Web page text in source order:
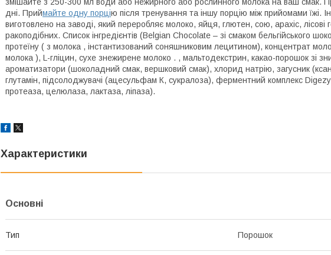
дні. Приймайте одну порцію після тренування та іншу порцію між прийомами їжі.
виготовлено на заводі, який переробляє молоко, яйця, глютен, сою, арахіс, лісові
ракоподібних. Список інгредієнтів (Belgian Chocolate – зі смаком бельгійського
протеїну ( з молока , інстантизований соняшниковим лецитином), концентрат
молока ), L-гліцин, сухе знежирене молоко . , мальтодекстрин, какао-порошок зі
ароматизатори (шоколадний смак, вершковий смак), хлорид натрію, загусник
глутамін, підсолоджувачі (ацесульфам К, сукралоза), ферментний комплекс
протеаза, целюлаза, лактаза, ліпаза).
Характеристики
Основні
Тип Порошок